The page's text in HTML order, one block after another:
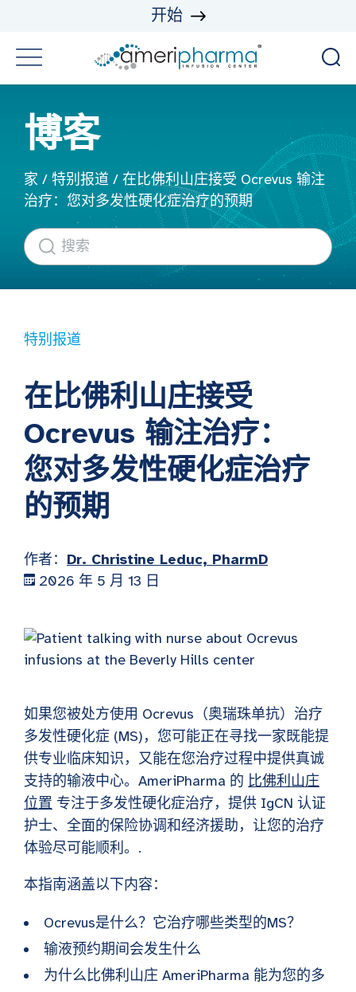
开始
博客
家 / 特别报道 / 在比佛利山庄接受 Ocrevus 输注
治疗：您对多发性硬化症治疗的预期
特别报道
在比佛利山庄接受
Ocrevus 输注治疗：
您对多发性硬化症治疗
的预期
作者： Dr. Christine Leduc, PharmD
2026 年 5 月 13 日
如果您被处方使用 Ocrevus（奥瑞珠单抗）治疗
多发性硬化症 (MS)，您可能正在寻找一家既能提
供专业临床知识，又能在您治疗过程中提供真诚
支持的输液中心。AmeriPharma 的 比佛利山庄
位置 专注于多发性硬化症治疗，提供 IgCN 认证
护士、全面的保险协调和经济援助，让您的治疗
体验尽可能顺利。.
本指南涵盖以下内容：
Ocrevus是什么？它治疗哪些类型的MS？
输液预约期间会发生什么
为什么比佛利山庄 AmeriPharma 能为您的多